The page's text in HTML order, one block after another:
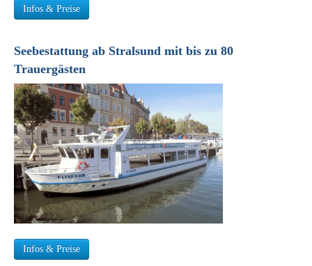
Infos & Preise
Seebestattung ab Stralsund mit bis zu 80
Trauergästen
Infos & Preise